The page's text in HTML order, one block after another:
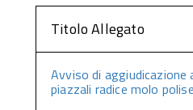
Titolo Allegato
Avviso di aggiudicazione
piazzali radice molo